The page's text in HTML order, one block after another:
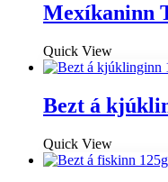
Mexíkaninn
Quick View
Bezt á
Quick View